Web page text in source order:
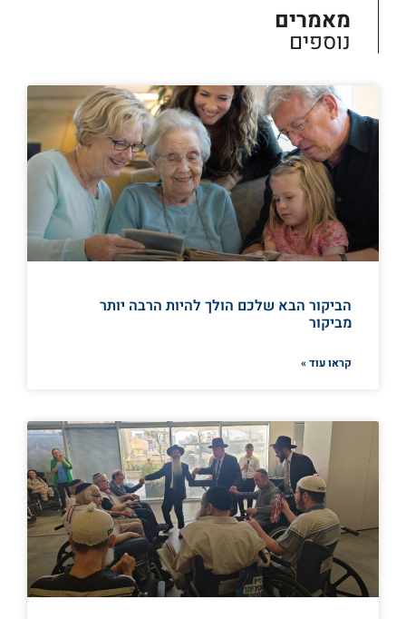
מאמרים
נוספים
הביקור הבא שלכם הולך להיות הרבה יותר
מביקור
קראו עוד »